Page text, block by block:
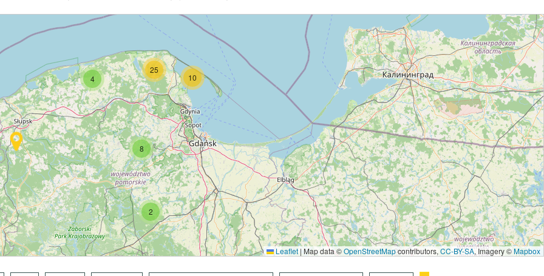
2
8
10
25
4
Leaflet | Map data ©OpenStreetMapcontributors,CC-BY-SA, Imagery ©Mapbox